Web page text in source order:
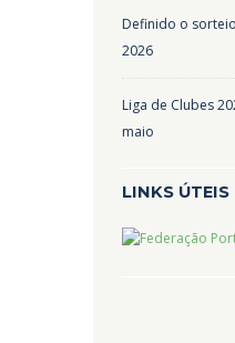
Definido o
2026
Liga de Clubes
maio
LINKS ÚTEIS